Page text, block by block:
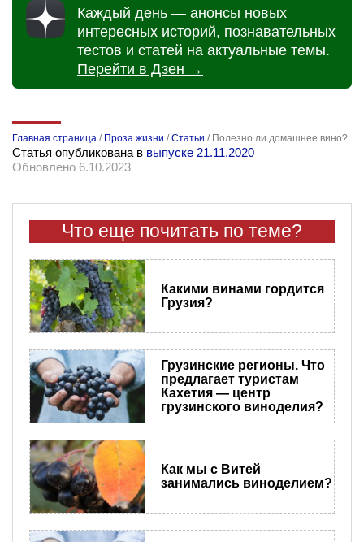
Каждый день — анонсы новых
интересных историй, познавательных
тестов и статей на актуальные темы.
Перейти в Дзен →
Главная страница / Проза жизни /Статьи / Полезно ли домашнее вино?
Статья опубликована в выпуске 21.11.2020
Обновлено 6.10.2023
Что еще почитать по теме?
Какими винами гордится
Грузия?
Грузинские регионы. Что
предлагает туристам
Кахетия — центр
грузинского виноделия?
Как мы с Витей
занимались виноделием?